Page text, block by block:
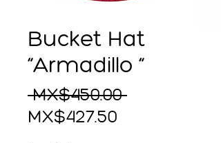
Bucket Hat
“Armadillo “
MX$450.00 Regular
MX$427.50